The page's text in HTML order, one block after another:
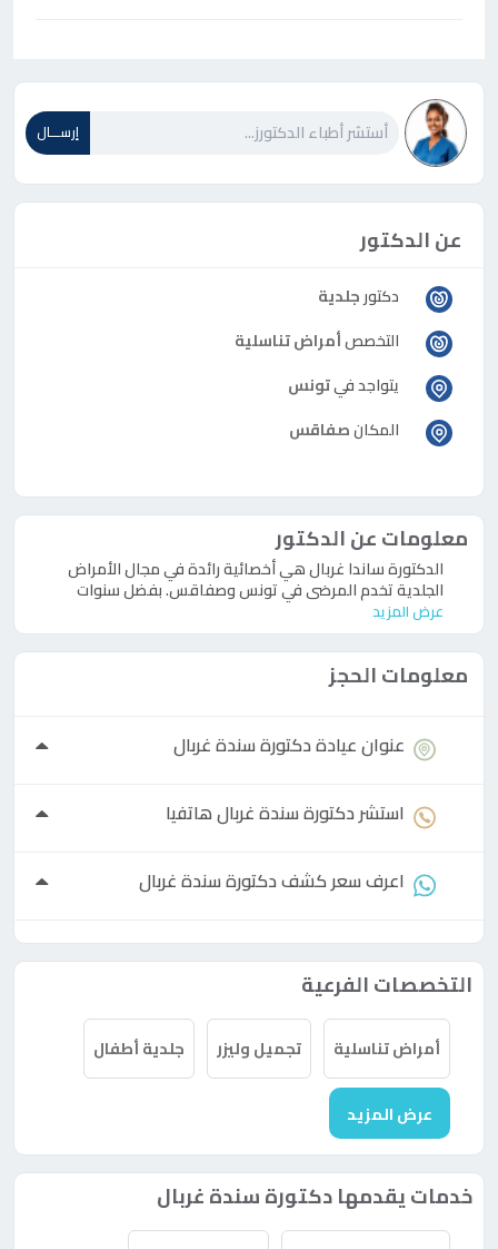
إرســـال
عن الدكتور
دكتورجلدية
التخصصأمراض تناسلية
يتواجد فيتونس
المكانصفاقس
معلومات عن الدكتور
الدكتورة ساندا غربال هي أخصائية رائدة في مجال الأمراض
الجلدية تخدم المرضى في تونس وصفاقس. بفضل سنوات
عرض المزيد
معلومات الحجز
عنوان عيادةدكتورةسندة غربال
استشردكتورةسندة غربال هاتفيا
اعرف سعر كشفدكتورةسندة غربال
التخصصات الفرعية
أمراض تناسلية تجميل وليزر جلدية أطفال
عرض المزيد
خدمات يقدمها دكتورة سندة غربال